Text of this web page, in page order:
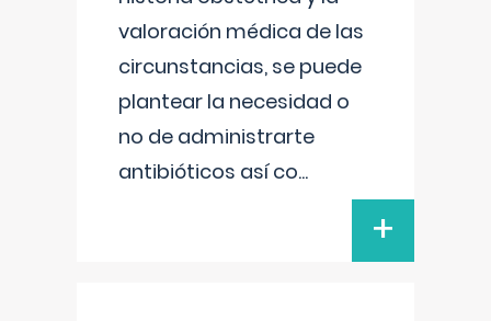
valoración médica de las
circunstancias, se puede
plantear la necesidad o
no de administrarte
antibióticos así co...
+